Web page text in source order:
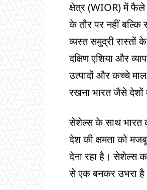
क्षेत्र (WIOR) में फैले
के तौर पर नहीं
व्यस्त समुद्री रास्तों
दक्षिण एशिया और
उत्पादों और कच्चे
रखना भारत जैसे देशों
सेशेल्स के साथ भारत
देश की क्षमता को
देना रहा है। सेशेल्स
से एक बनकर उभरा